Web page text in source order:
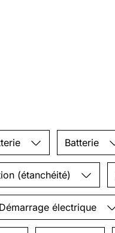
Batterie
(étanchéité)
Démarrage électrique